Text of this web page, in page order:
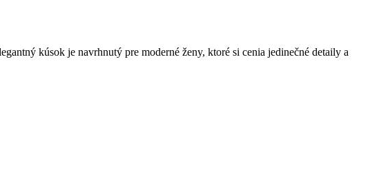
kúsok je navrhnutý pre moderné ženy, ktoré si cenia jedinečné detaily a